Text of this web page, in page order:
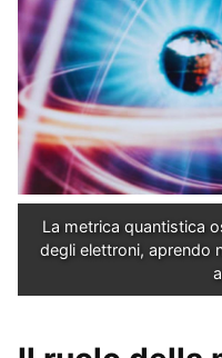
La metrica quantistica
degli elettroni, aprendo